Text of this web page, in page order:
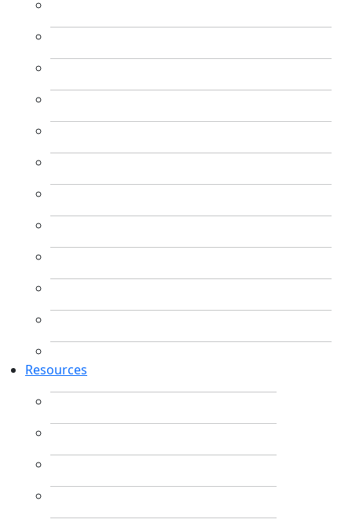
Resources